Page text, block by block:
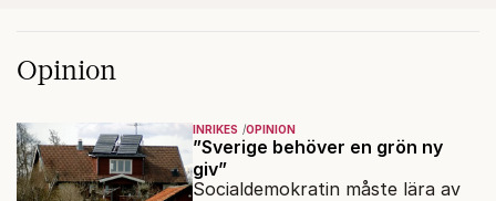
Opinion
INRIKES OPINION
”Sverige behöver en grön ny
giv”
Socialdemokratin måste lära av